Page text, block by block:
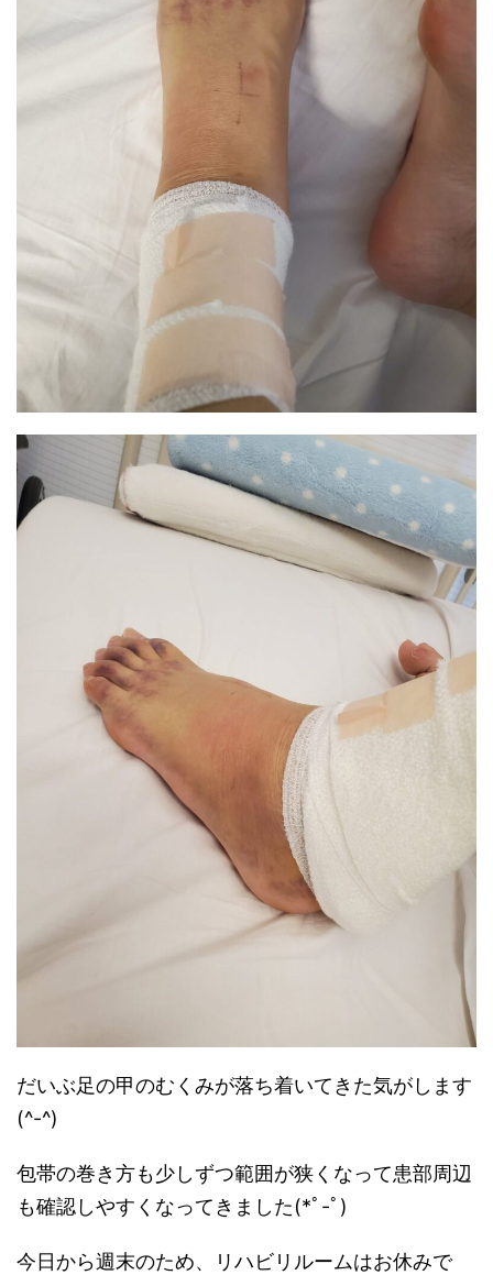
だいぶ足の甲のむくみが落ち着いてきた気がします
(^-^)
包帯の巻き方も少しずつ範囲が狭くなって患部周辺
も確認しやすくなってきました(*ﾟ-ﾟ)
今日から週末のため、リハビリルームはお休みで